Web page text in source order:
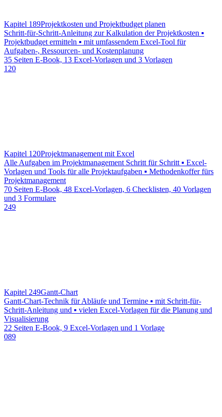
Kapitel 189Projektkosten und Projektbudget planen
Schritt-für-Schritt-Anleitung zur Kalkulation der Projektkosten ▪
Projektbudget ermitteln ▪ mit umfassendem Excel-Tool für
Aufgaben-, Ressourcen- und Kostenplanung
35 Seiten E-Book, 13 Excel-Vorlagen und 3 Vorlagen
120
Kapitel 120Projektmanagement mit Excel
Alle Aufgaben im Projektmanagement Schritt für Schritt ▪ Excel-
Vorlagen und Tools für alle Projektaufgaben ▪ Methodenkoffer fürs
Projektmanagement
70 Seiten E-Book, 48 Excel-Vorlagen, 6 Checklisten, 40 Vorlagen
und 3 Formulare
249
Kapitel 249Gantt-Chart
Gantt-Chart-Technik für Abläufe und Termine ▪ mit Schritt-für-
Schritt-Anleitung und ▪ vielen Excel-Vorlagen für die Planung und
Visualisierung
22 Seiten E-Book, 9 Excel-Vorlagen und 1 Vorlage
089